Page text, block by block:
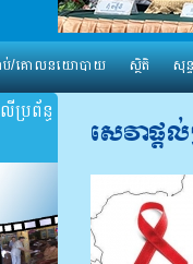
ាប់/គោលនយោបាយ ស្ថិតិ សុន្
ប្រព័ន្ធ
សេវា​ផ្ត